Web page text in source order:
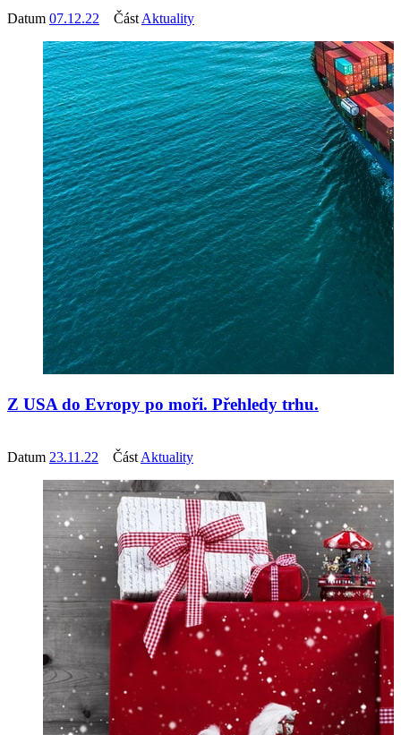
Datum 07.12.22 Část Aktuality
Z USA do Evropy po moři. Přehledy trhu.
Datum 23.11.22 Část Aktuality